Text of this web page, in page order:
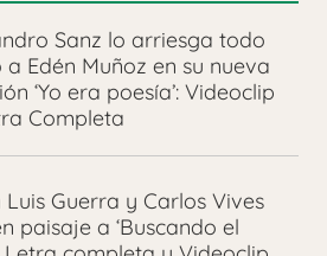
Sanz lo arriesga todo
a Edén Muñoz en su nueva
‘Yo era poesía’: Videoclip
Completa
Luis Guerra y Carlos Vives
paisaje a ‘Buscando el